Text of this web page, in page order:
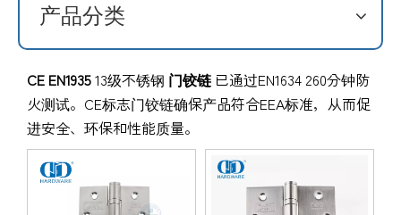
产品分类
CE EN193513级不锈钢 门铰链 已通过EN1634 260分钟防
火测试。CE标志门铰链确保产品符合EEA标准，从而促
进安全、环保和性能质量。